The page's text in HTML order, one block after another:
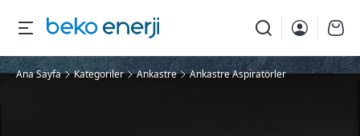
Ana Sayfa Kategoriler Ankastre Ankastre Aspiratörler